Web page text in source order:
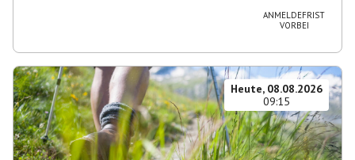
ANMELDEFRIST
VORBEI
Heute, 08.08.2026
09:15